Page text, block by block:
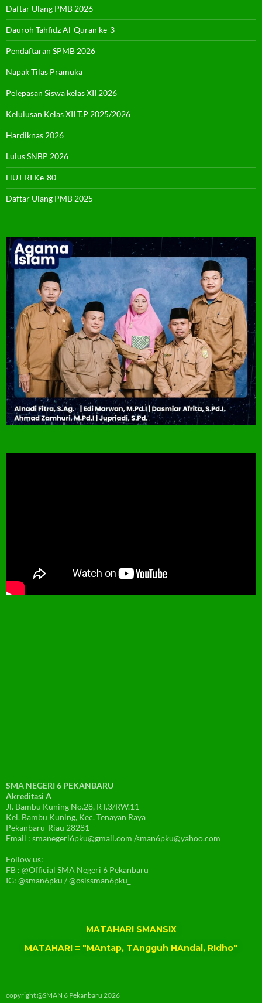
Daftar Ulang PMB 2026
Dauroh Tahfidz Al-Quran ke-3
Pendaftaran SPMB 2026
Napak Tilas Pramuka
Pelepasan Siswa kelas XII 2026
Kelulusan Kelas XII T.P 2025/2026
Hardiknas 2026
Lulus SNBP 2026
HUT RI Ke-80
Daftar Ulang PMB 2025
SMA NEGERI 6 PEKANBARU
Akreditasi A
Jl. Bambu Kuning No.28, RT.3/RW.11
Kel. Bambu Kuning, Kec. Tenayan Raya
Pekanbaru-Riau 28281
Email : smanegeri6pku@gmail.com /sman6pku@yahoo.com
Follow us:
FB : @Official SMA Negeri 6 Pekanbaru
IG: @sman6pku / @osissman6pku_
MATAHARI SMANSIX
MATAHARI = "MAntap, TAngguh HAndal, RIdho"
copyright @SMAN 6 Pekanbaru 2026